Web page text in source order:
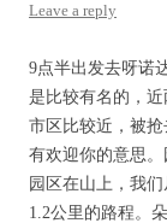
Leave a reply
9点半出发去呀诺
是比较有名的，近
市区比较近，被
有欢迎你的意思。
园区在山上，我
1.2公里的路程。